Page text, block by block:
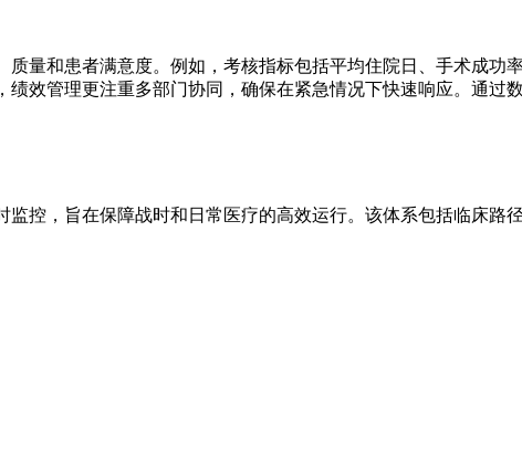
量和患者满意度。例如，考核指标包括平均住院日、手术成功
效管理更注重多部门协同，确保在紧急情况下快速响应。通过
控，旨在保障战时和日常医疗的高效运行。该体系包括临床路